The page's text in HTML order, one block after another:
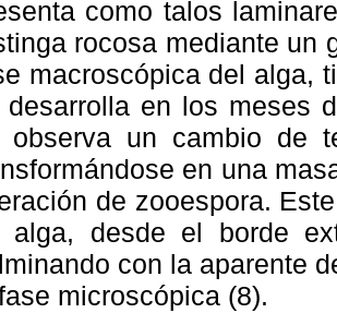
como talos
rocosa mediante un
macroscópica del alga,
desarrolla en los meses
observa un cambio de
en una
de zooespora.
alga, desde el borde
con la aparente
microscópica (8).